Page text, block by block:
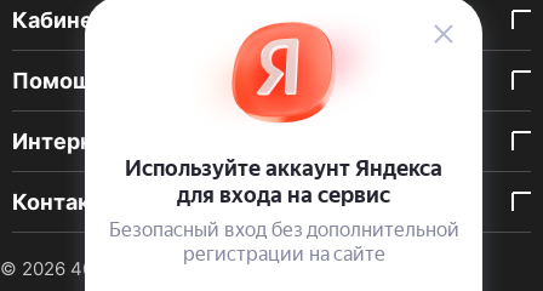
Кабинет покупателя
Помощь покупателю
Интернет-магазин
Контакты
© 2026 40 DEN. Интернет-магазин